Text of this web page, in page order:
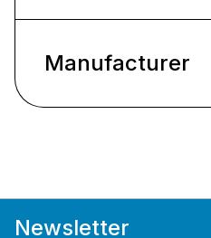
Manufacturer
Newsletter